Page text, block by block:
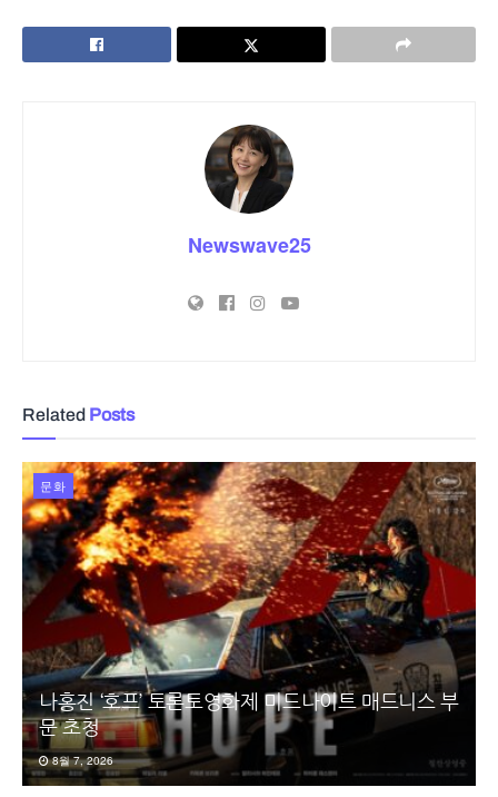
Newswave25
Related Posts
문화
나홍진 ‘호프’ 토론토영화제 미드나이트 매드니스 부
문 초청
8월 7, 2026